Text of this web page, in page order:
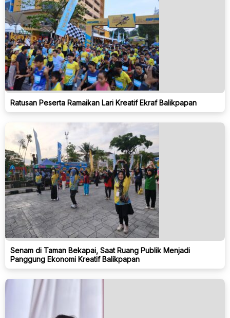
Ratusan Peserta Ramaikan Lari Kreatif Ekraf Balikpapan
Senam di Taman Bekapai, Saat Ruang Publik Menjadi
Panggung Ekonomi Kreatif Balikpapan